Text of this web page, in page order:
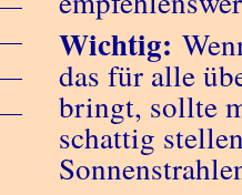
Wichtig:
das für alle
bringt, sollte
schattig